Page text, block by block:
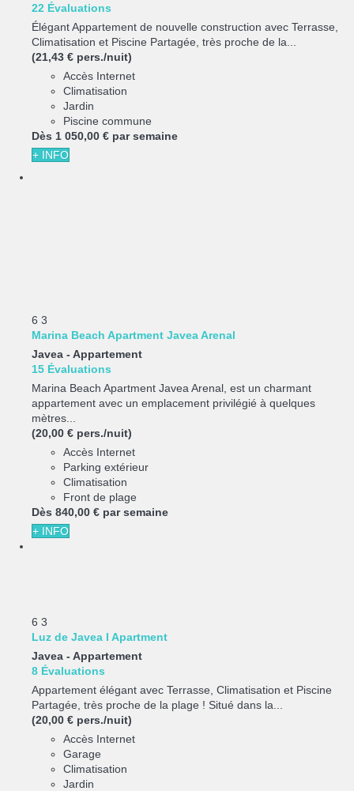
22 Évaluations
Élégant Appartement de nouvelle construction avec Terrasse,
Climatisation et Piscine Partagée, très proche de la...
(21,43 € pers./nuit)
Accès Internet
Climatisation
Jardin
Piscine commune
Dès 1 050,00 € par semaine
+ INFO
6 3
Marina Beach Apartment Javea Arenal
Javea - Appartement
15 Évaluations
Marina Beach Apartment Javea Arenal, est un charmant
appartement avec un emplacement privilégié à quelques
mètres...
(20,00 € pers./nuit)
Accès Internet
Parking extérieur
Climatisation
Front de plage
Dès 840,00 € par semaine
+ INFO
6 3
Luz de Javea I Apartment
Javea - Appartement
8 Évaluations
Appartement élégant avec Terrasse, Climatisation et Piscine
Partagée, très proche de la plage ! Situé dans la...
(20,00 € pers./nuit)
Accès Internet
Garage
Climatisation
Jardin